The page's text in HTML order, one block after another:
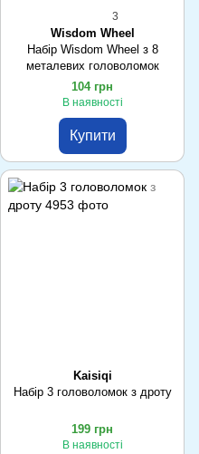
3
Wisdom Wheel
Набір Wisdom Wheel з 8
металевих головоломок
104 грн
В наявності
Купити
Kaisiqi
Набір 3 головоломок з дроту
199 грн
В наявності